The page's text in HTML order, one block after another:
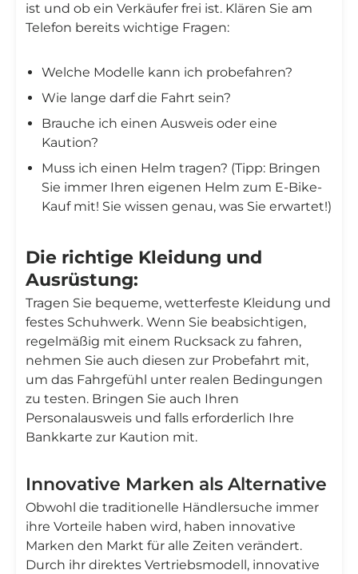
ist und ob ein Verkäufer frei ist. Klären Sie am
Telefon bereits wichtige Fragen:
Welche Modelle kann ich probefahren?
Wie lange darf die Fahrt sein?
Brauche ich einen Ausweis oder eine
Kaution?
Muss ich einen Helm tragen? (Tipp: Bringen
Sie immer Ihren eigenen Helm zum E-Bike-
Kauf mit! Sie wissen genau, was Sie erwartet!)
Die richtige Kleidung und
Ausrüstung:
Tragen Sie bequeme, wetterfeste Kleidung und
festes Schuhwerk. Wenn Sie beabsichtigen,
regelmäßig mit einem Rucksack zu fahren,
nehmen Sie auch diesen zur Probefahrt mit,
um das Fahrgefühl unter realen Bedingungen
zu testen. Bringen Sie auch Ihren
Personalausweis und falls erforderlich Ihre
Bankkarte zur Kaution mit.
Innovative Marken als Alternative
Obwohl die traditionelle Händlersuche immer
ihre Vorteile haben wird, haben innovative
Marken den Markt für alle Zeiten verändert.
Durch ihr direktes Vertriebsmodell, innovative